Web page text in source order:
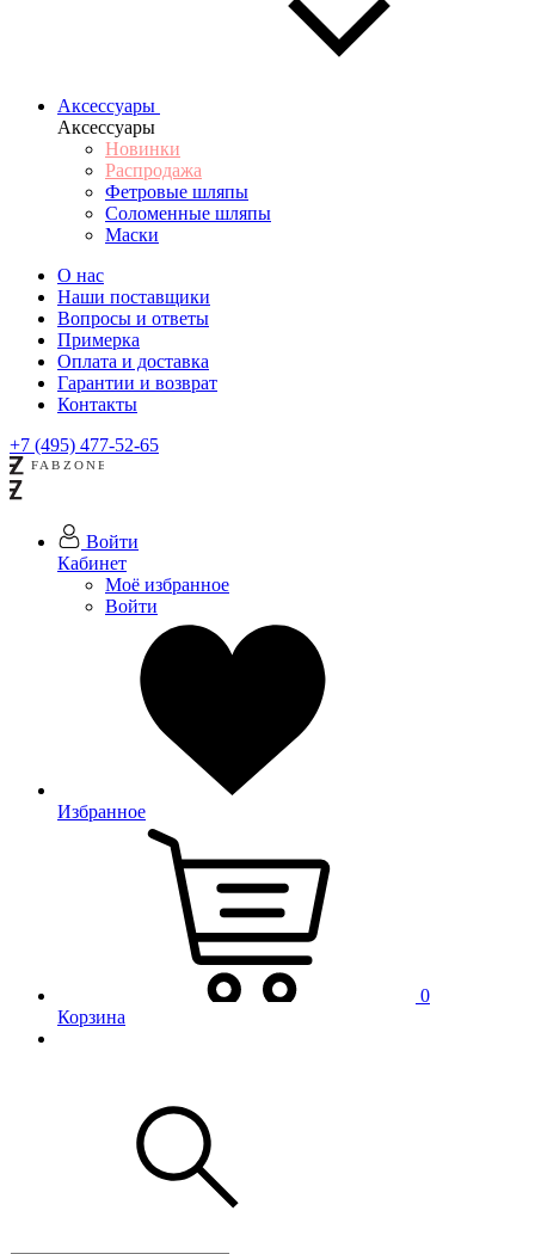
Аксессуары
Аксессуары
Новинки
Распродажа
Фетровые шляпы
Соломенные шляпы
Маски
О нас
Наши поставщики
Вопросы и ответы
Примерка
Оплата и доставка
Гарантии и возврат
Контакты
+7 (495) 477-52-65
Войти
Кабинет
Моё избранное
Войти
Избранное
0
Корзина